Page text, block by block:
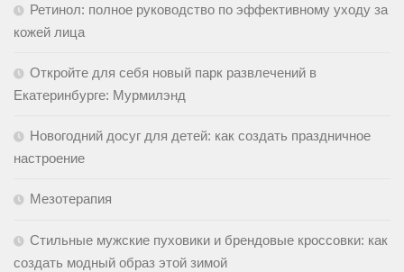
Ретинол: полное руководство по эффективному уходу за
кожей лица
Откройте для себя новый парк развлечений в
Екатеринбурге: Мурмилэнд
Новогодний досуг для детей: как создать праздничное
настроение
Мезотерапия
Стильные мужские пуховики и брендовые кроссовки: как
создать модный образ этой зимой